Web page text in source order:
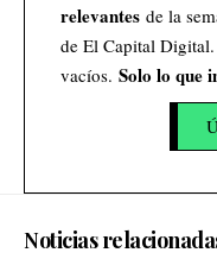
relevantes de la
de El Capital
vacíos. Solo lo que
Noticias